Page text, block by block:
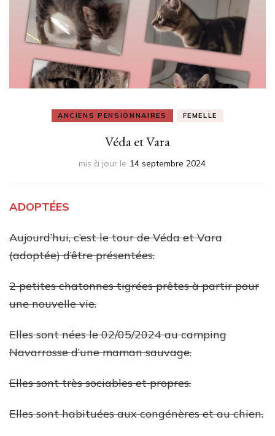
ANCIENS PENSIONNAIRES FEMELLE
Véda et Vara
mis à jour le 14 septembre 2024
ADOPTÉES
Aujourd’hui, c’est le tour de Véda et Vara
(adoptée) d’être présentées.
2 petites chatonnes tigrées prêtes à partir pour
une nouvelle vie.
Elles sont nées le 02/05/2024 au camping
Navarrosse d’une maman sauvage.
Elles sont très sociables et propres.
Elles sont habituées aux congénères et au chien.